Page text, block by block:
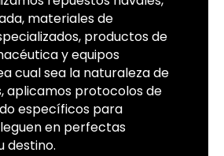
materiales de
productos de
y equipos
cual sea la naturaleza de
aplicamos protocolos de
específicos para
en perfectas
destino.